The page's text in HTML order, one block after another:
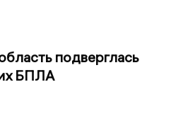
подверглась
БПЛА